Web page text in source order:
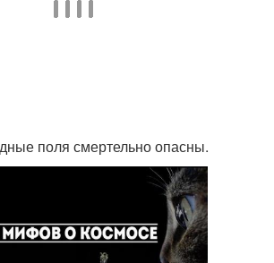
поля смертельно опасны.